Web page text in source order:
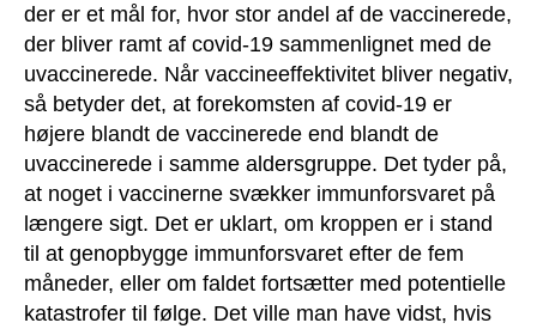
der er et mål for, hvor stor andel af de vaccinerede,
der bliver ramt af covid-19 sammenlignet med de
uvaccinerede. Når vaccineeffektivitet bliver negativ,
så betyder det, at forekomsten af covid-19 er
højere blandt de vaccinerede end blandt de
uvaccinerede i samme aldersgruppe. Det tyder på,
at noget i vaccinerne svækker immunforsvaret på
længere sigt. Det er uklart, om kroppen er i stand
til at genopbygge immunforsvaret efter de fem
måneder, eller om faldet fortsætter med potentielle
katastrofer til følge. Det ville man have vidst, hvis